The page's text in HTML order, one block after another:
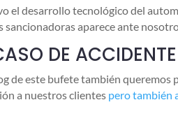
el desarrollo tecnológico del
sancionadoras aparece ante
DE
de este bufete también
a nuestros clientes pero también